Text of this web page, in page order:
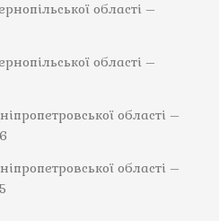
області –
області –
області –
області –